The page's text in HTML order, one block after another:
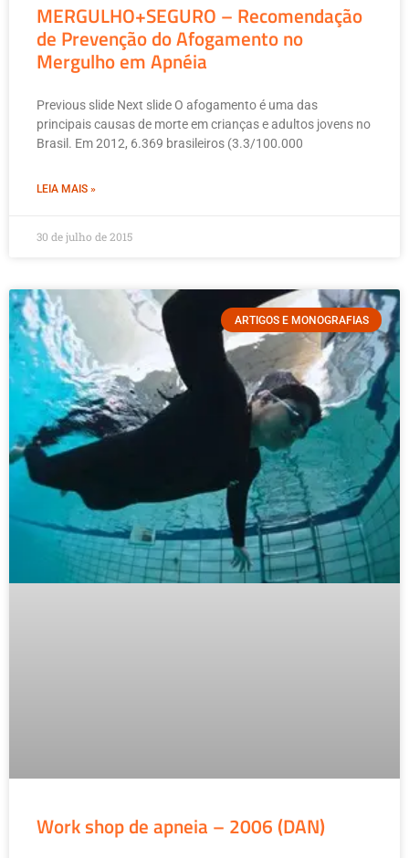
MERGULHO+SEGURO – Recomendação
de Prevenção do Afogamento no
Mergulho em Apnéia
Previous slide Next slide O afogamento é uma das
principais causas de morte em crianças e adultos jovens no
Brasil. Em 2012, 6.369 brasileiros (3.3/100.000
LEIA MAIS »
30 de julho de 2015
ARTIGOS E MONOGRAFIAS
Work shop de apneia – 2006 (DAN)